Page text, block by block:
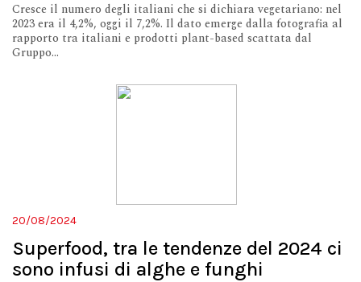
Cresce il numero degli italiani che si dichiara vegetariano: nel
2023 era il 4,2%, oggi il 7,2%. Il dato emerge dalla fotografia al
rapporto tra italiani e prodotti plant-based scattata dal
Gruppo...
20/08/2024
Superfood, tra le tendenze del 2024 ci
sono infusi di alghe e funghi